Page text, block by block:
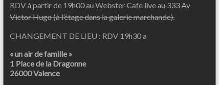
RDV à partir de 19h00 au Webster Cafe live au 333 Av
Victor Hugo (à l’étage dans la galerie marchande).
CHANGEMENT DE LIEU : RDV 19h30 a
« un air de famille »
1 Place de la Dragonne
26000 Valence